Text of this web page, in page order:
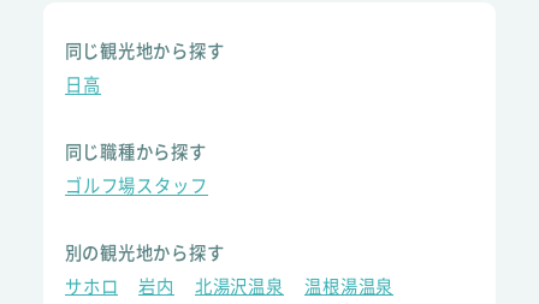
同じ観光地から探す
日高
同じ職種から探す
ゴルフ場スタッフ
別の観光地から探す
サホロ
岩内 北湯沢温泉
温根湯温泉